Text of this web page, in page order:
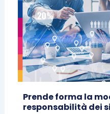
Prende forma la
responsabilità dei